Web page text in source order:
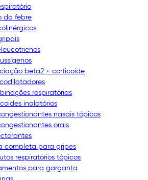
da febre
beta2 + corticoide
respiratórias
inalatórios
nasais tópicos
orais
completa para gripes
respiratórios tópicos
para garganta